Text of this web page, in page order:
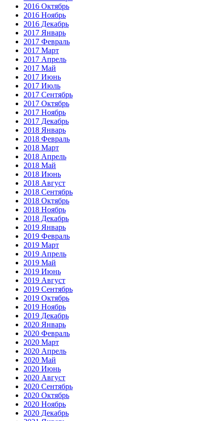
2016 Октябрь
2016 Ноябрь
2016 Декабрь
2017 Январь
2017 Февраль
2017 Март
2017 Апрель
2017 Май
2017 Июнь
2017 Июль
2017 Сентябрь
2017 Октябрь
2017 Ноябрь
2017 Декабрь
2018 Январь
2018 Февраль
2018 Март
2018 Апрель
2018 Май
2018 Июнь
2018 Август
2018 Сентябрь
2018 Октябрь
2018 Ноябрь
2018 Декабрь
2019 Январь
2019 Февраль
2019 Март
2019 Апрель
2019 Май
2019 Июнь
2019 Август
2019 Сентябрь
2019 Октябрь
2019 Ноябрь
2019 Декабрь
2020 Январь
2020 Февраль
2020 Март
2020 Апрель
2020 Май
2020 Июнь
2020 Август
2020 Сентябрь
2020 Октябрь
2020 Ноябрь
2020 Декабрь